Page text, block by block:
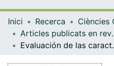
Inici Recerca
Ciències
Articles
Evaluación de las